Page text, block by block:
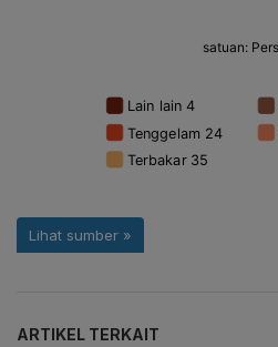
ARTIKEL TERKAIT